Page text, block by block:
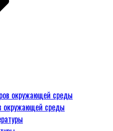
окружающей среды